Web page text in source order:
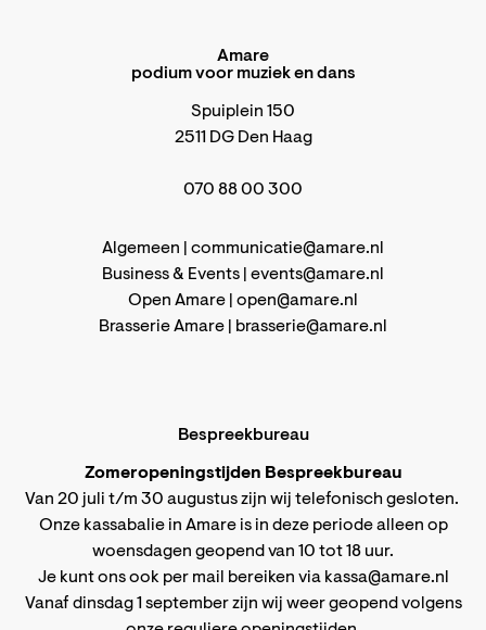
Amare
podium voor muziek en dans
Spuiplein 150
2511 DG Den Haag
070 88 00 300
Algemeen | communicatie@amare.nl
Business & Events | events@amare.nl
Open Amare | open@amare.nl
Brasserie Amare |
brasserie@amare.nl
Bespreekbureau
Zomeropeningstijden Bespreekbureau
Van 20 juli t/m 30 augustus zijn wij telefonisch gesloten.
Onze kassabalie in Amare is in deze periode alleen op
woensdagen geopend van 10 tot 18 uur.
Je kunt ons ook per mail bereiken via kassa@amare.nl
Vanaf dinsdag 1 september zijn wij weer geopend volgens